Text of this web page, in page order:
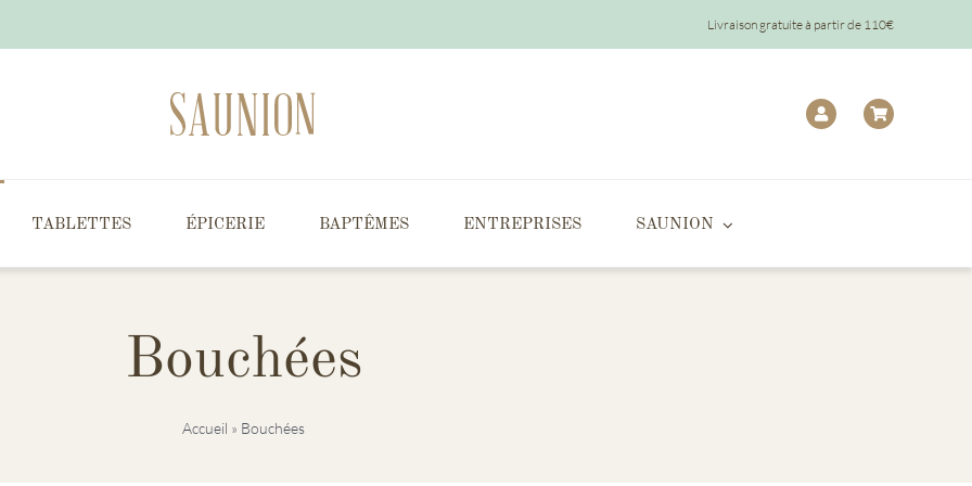
Livraison gratuite à partir de 110€
TABLETTES ÉPICERIE BAPTÊMES ENTREPRISES SAUNION
Bouchées
Accueil » Bouchées